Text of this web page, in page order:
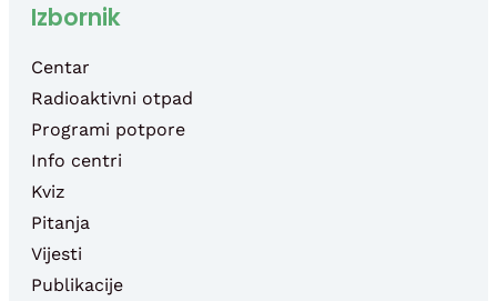
Izbornik
Centar
Radioaktivni otpad
Programi potpore
Info centri
Kviz
Pitanja
Vijesti
Publikacije